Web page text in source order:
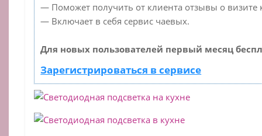
— Поможет получить от клиента отзывы о визите
— Включает в себя сервис чаевых.
Для новых пользователей первый месяц
Зарегистрироваться в сервисе